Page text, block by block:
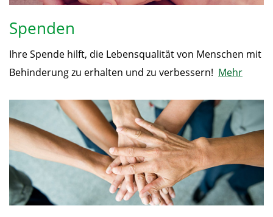
Spenden
Ihre Spende hilft, die Lebensqualität von Menschen mit
Behinderung zu erhalten und zu verbessern! Mehr